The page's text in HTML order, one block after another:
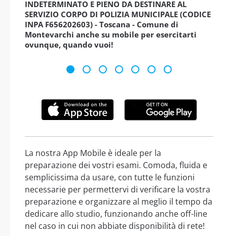
INDETERMINATO E PIENO DA DESTINARE AL
SERVIZIO CORPO DI POLIZIA MUNICIPALE (CODICE
INPA F656202603) - Toscana - Comune di
Montevarchi anche su mobile per esercitarti
ovunque, quando vuoi!
La nostra App Mobile è ideale per la
preparazione dei vostri esami. Comoda, fluida e
semplicissima da usare, con tutte le funzioni
necessarie per permettervi di verificare la vostra
preparazione e organizzare al meglio il tempo da
dedicare allo studio, funzionando anche off-line
nel caso in cui non abbiate disponibilità di rete!